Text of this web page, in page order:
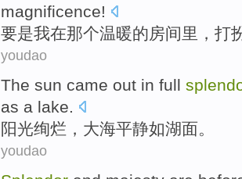
magnificence!
要是我在那个温暖的房间里 ，打
youdao
The sun came out in full
as a lake.
阳光绚烂 ， 大海平静如湖面。
youdao